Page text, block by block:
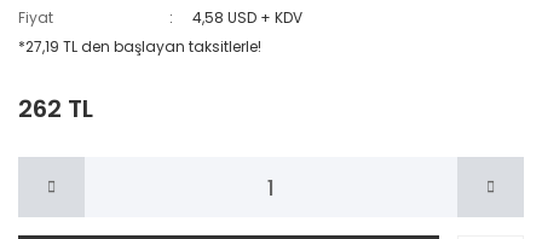
Fiyat
4,58 USD + KDV
*27,19 TL den başlayan taksitlerle!
262 TL